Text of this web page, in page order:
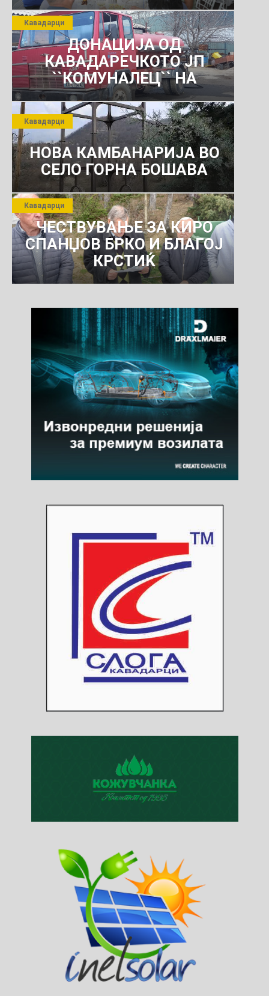
ДОНАЦИЈА ОД
КАВАДАРЕЧКОТО ЈП
``КОМУНАЛЕЦ`` НА
РОСОМАНСКОТО ЈАВНО
ПРЕТПРИЈАТИЕ ЗА
КОМУНАЛНО УСЛУГИ
Кавадарци
НОВА КАМБАНАРИЈА ВО
СЕЛО ГОРНА БОШАВА
Кавадарци
ЧЕСТВУВАЊЕ ЗА КИРО
СПАНЏОВ БРКО И БЛАГОЈ
КРСТИЌ
Кавадарци